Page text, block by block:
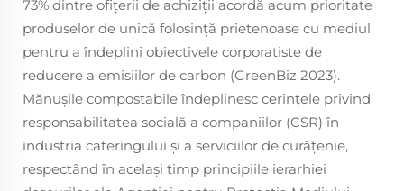
73% dintre ofițerii de achiziții acordă acum prioritate
produselor de unică folosință prietenoase cu mediul
pentru a îndeplini obiectivele corporatiste de
reducere a emisiilor de carbon (GreenBiz 2023).
Mănușile compostabile îndeplinesc cerințele privind
responsabilitatea socială a companiilor (CSR) în
industria cateringului și a serviciilor de curățenie,
respectând în același timp principiile ierarhiei